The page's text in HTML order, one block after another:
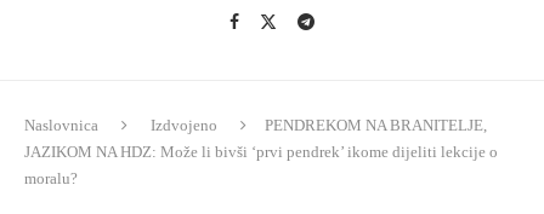
Naslovnica Izdvojeno
PENDREKOM NA BRANITELJE,
JAZIKOM NA HDZ: Može li bivši ‘prvi pendrek’ ikome dijeliti lekcije o
moralu?